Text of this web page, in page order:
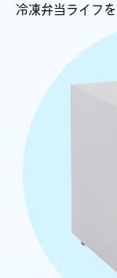
冷凍弁当ライフ